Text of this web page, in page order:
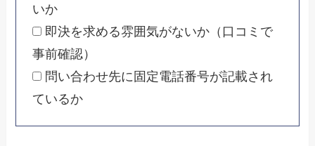
いか
即決を求める雰囲気がないか（口コミで
事前確認）
問い合わせ先に固定電話番号が記載され
ているか